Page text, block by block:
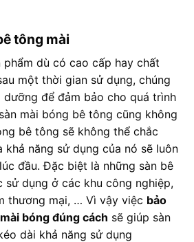
tông mài
phẩm dù có cao cấp hay chất
một thời gian sử dụng, chúng
để đảm bảo cho quá trình
mài bóng bê tông cũng không
bê tông sẽ không thể chắc
khả năng sử dụng của nó sẽ luôn
đầu. Đặc biệt là những sàn bê
dụng ở các khu công nghiệp,
thương mại, … Vì vậy việc bảo
bóng đúng cách sẽ giúp sàn
dài khả năng sử dụng